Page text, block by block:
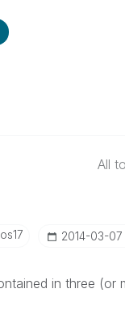
All
‎2014-03-07
in three (or